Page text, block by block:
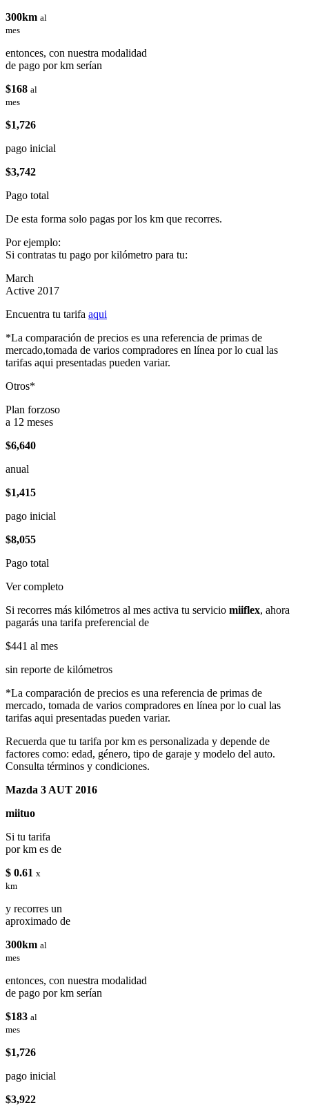
300km al
mes
entonces, con nuestra modalidad
de pago por km serían
$168 al
mes
$1,726
pago inicial
$3,742
Pago total
De esta forma solo pagas por los km que recorres.
Por ejemplo:
Si contratas tu pago por kilómetro para tu:
March
Active 2017
Encuentra tu tarifa aqui
*La comparación de precios es una referencia de primas de
mercado,tomada de varios compradores en línea por lo cual las
tarifas aqui presentadas pueden variar.
Otros*
Plan forzoso
a 12 meses
$6,640
anual
$1,415
pago inicial
$8,055
Pago total
Ver completo
Si recorres más kilómetros al mes activa tu servicio miiflex, ahora
pagarás una tarifa preferencial de
$441 al mes
sin reporte de kilómetros
*La comparación de precios es una referencia de primas de
mercado, tomada de varios compradores en línea por lo cual las
tarifas aqui presentadas pueden variar.
Recuerda que tu tarifa por km es personalizada y depende de
factores como: edad, género, tipo de garaje y modelo del auto.
Consulta términos y condiciones.
Mazda 3 AUT 2016
miituo
Si tu tarifa
por km es de
$ 0.61 x
km
y recorres un
aproximado de
300km al
mes
entonces, con nuestra modalidad
de pago por km serían
$183 al
mes
$1,726
pago inicial
$3,922